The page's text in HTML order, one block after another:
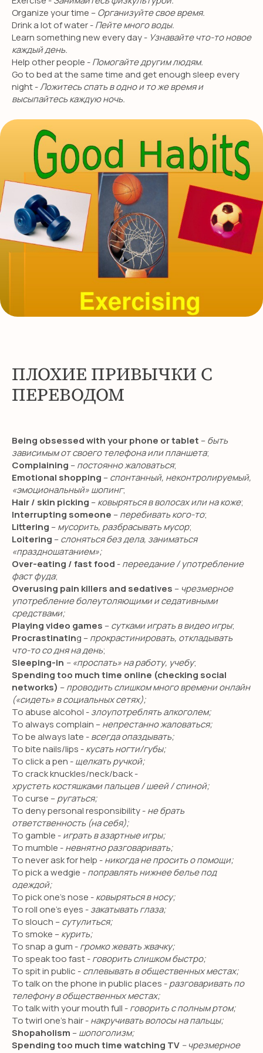
Organize your time –Организуйте свое время.
Drink a lot of water -Пейте много воды.
Learn something new every day - Узнавайте что-то новое
каждый день.
Help other people -Помогайте другим людям.
Go to bed at the same time and get enough sleep every
night -Ложитесь спать в одно и то же время и
высыпайтесь каждую ночь.
ПЛОХИЕ ПРИВЫЧКИ С
ПЕРЕВОДОМ
Being obsessed with your phone or tablet –быть
зависимым от своего телефона или планшета;
Complaining –постоянно жаловаться;
Emotional shopping –спонтанный, неконтролируемый,
«эмоциональный» шопинг;
Hair / skin picking –ковыряться в волосах или на коже;
Interrupting someone –перебивать кого-то;
Littering –мусорить, разбрасывать мусор;
Loitering –слоняться без дела, заниматься
«праздношатанием»;
Over-eating / fast food -переедание / употребление
фаст фуда;
Overusing pain killers and sedatives – чрезмерное
употребление болеутоляющими и седативными
средствами;
Playing video games –сутками играть в видео игры;
Procrastinating –прокрастинировать, откладывать
что-то со дня на день;
Sleeping-in – «проспать» на работу, учебу;
Spending too much time online (checking social
networks) –проводить слишком много времени онлайн
(«сидеть» в социальных сетях);
To abuse alcohol -злоупотреблять алкоголем;
To always complain –непрестанно жаловаться;
To be always late -всегда опаздывать;
To bite nails/lips -кусать ногти/губы;
To click a pen -щелкать ручкой;
To crack knuckles/neck/back -
хрустеть костяшками пальцев / шеей / спиной;
To curse –ругаться;
To deny personal responsibility -не брать
ответственность (на себя);
To gamble -играть в азартные игры;
To mumble -невнятно разговаривать;
To never ask for help -никогда не просить о помощи;
To pick a wedgie -поправлять нижнее белье под
одеждой;
To pick one’s nose -ковыряться в носу;
To roll one’s eyes -закатывать глаза;
To slouch –сутулиться;
To smoke –курить;
To snap a gum -громко жевать жвачку;
To speak too fast -говорить слишком быстро;
To spit in public -сплевывать в общественных местах;
To talk on the phone in public places -разговаривать по
телефону в общественных местах;
To talk with your mouth full -говорить с полным ртом;
To twirl one’s hair -накручивать волосы на пальцы;
Shopaholism –шопоголизм;
Spending too much time watching TV – чрезмерное
Я даю согласие на обработку персональных данных
в соответствии сполитикой конфиденциальности
ОТПРАВИТЬ
SMILE ENGLISH
SCHOOL
НАВИГАЦИЯ
Детям
Международные экзамены
Взрослым
Бизнес английский
Английский для школьников
International Baccalaureate (IB)
Английский для малышей
Английский онлайн
Предметы на английском
Подготовка в международные
школы
Английская гувернантка
Дом работницы
Няни из филиппин
ПОПУЛЯРНЫЕ УСЛУГИ
О КОМПАНИИ
КОНТАКТЫ
ПОЛУЧИТЬ КОНСУЛЬТАЦИЮ
Сотрудничество
Педагоги
Няни
Блог
Оплата
О школе
+7 (495) 278-08-79
hello@smileenglish.ru
121351, ул. Коцюбинского, 9 к.2
Подготовка в гимназию
GCSE exam
A-level exam